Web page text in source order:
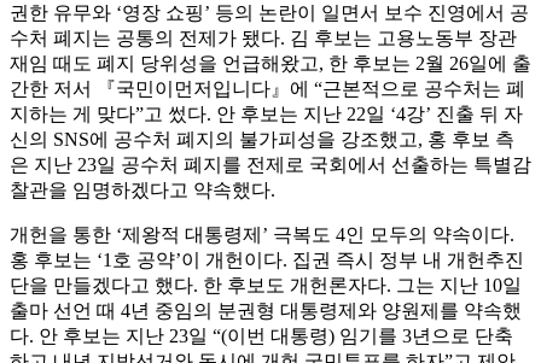
권한 유무와 ‘영장 쇼핑’ 등의 논란이 일면서 보수 진영에서 공
수처 폐지는 공통의 전제가 됐다. 김 후보는 고용노동부 장관
재임 때도 폐지 당위성을 언급해왔고, 한 후보는 2월 26일에 출
간한 저서 『국민이먼저입니다』에 “근본적으로 공수처는 폐
지하는 게 맞다”고 썼다. 안 후보는 지난 22일 ‘4강’ 진출 뒤 자
신의 SNS에 공수처 폐지의 불가피성을 강조했고, 홍 후보 측
은 지난 23일 공수처 폐지를 전제로 국회에서 선출하는 특별감
찰관을 임명하겠다고 약속했다.
개헌을 통한 ‘제왕적 대통령제’ 극복도 4인 모두의 약속이다.
홍 후보는 ‘1호 공약’이 개헌이다. 집권 즉시 정부 내 개헌추진
단을 만들겠다고 했다. 한 후보도 개헌론자다. 그는 지난 10일
출마 선언 때 4년 중임의 분권형 대통령제와 양원제를 약속했
다. 안 후보는 지난 23일 “(이번 대통령) 임기를 3년으로 단축